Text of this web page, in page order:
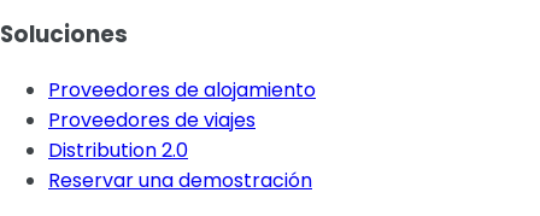
Soluciones
Proveedores de alojamiento
Proveedores de viajes
Distribution 2.0
Reservar una demostración